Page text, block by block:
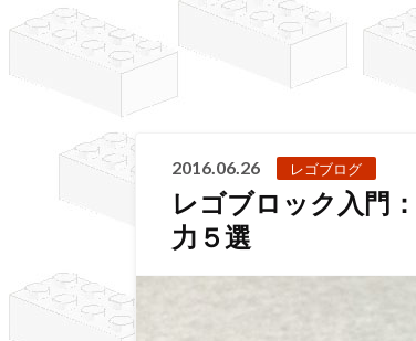
2016.06.26 レゴブログ
レゴブロック入門
力５選